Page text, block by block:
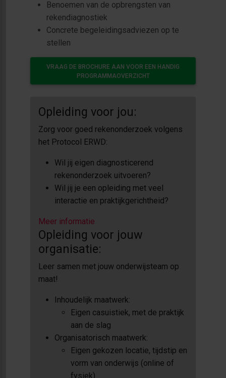
Benoemen van de opbrengsten van
rekendiagnostiek
Concrete begeleidingsadviezen op te
stellen
VRAAG DE BROCHURE AAN VOOR EEN HANDIG
PROGRAMMAOVERZICHT
Opleiding voor jou:
Zorg voor goed rekenonderzoek volgens
het Protocol ERWD:
Wil jij eigen diagnosticerend
rekenonderzoek uitvoeren?
Wil jij je een opleiding met veel
interactie en praktijkgerichtheid?
Meer informatie
Opleiding voor jouw
organisatie:
Leer samen met jouw onderwijsteam op
maat!
Inhoudelijk maatwerk:
Eigen casuistiek, met de praktijk
aan de slag
Organisatorisch maatwerk:
Eigen gekozen locatie, tijdstip en
vorm van onderwijs (online of
fysiek)